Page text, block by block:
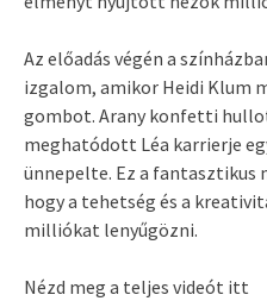
Az előadás végén a
izgalom, amikor Heidi Klum
gombot. Arany konfetti
meghatódott Léa karrierje
ünnepelte. Ez a
hogy a tehetség és a
milliókat lenyűgözni.
Nézd meg a teljes videót itt